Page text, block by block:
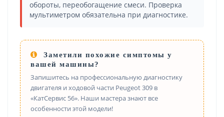
обороты, переобогащение смеси. Проверка
мультиметром обязательна при диагностике.
Заметили похожие симптомы у
вашей машины?
Запишитесь на профессиональную диагностику
двигателя и ходовой части Peugeot 309 в
«КатСервис 56». Наши мастера знают все
особенности этой модели!